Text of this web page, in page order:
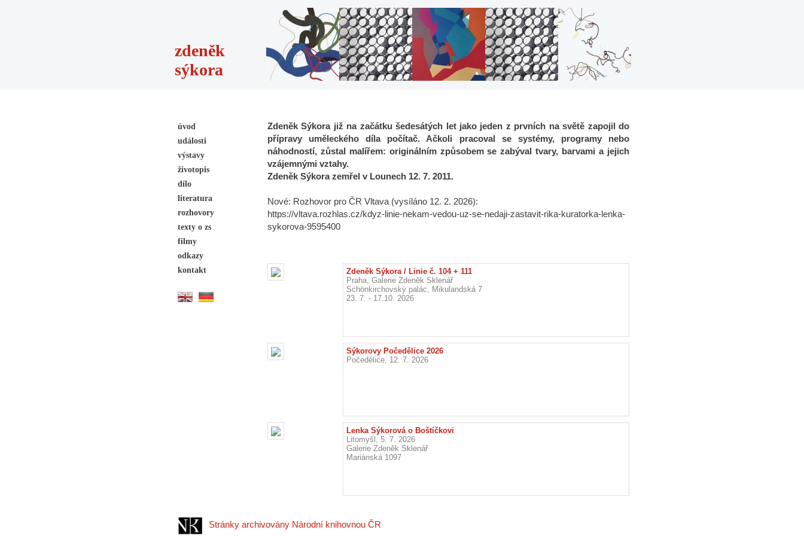
zdeněk
sýkora
úvod
události
výstavy
životopis
dílo
literatura
rozhovory
texty o zs
filmy
odkazy
kontakt
Zdeněk Sýkora již na začátku šedesátých let jako jeden z prvních na světě zapojil do
přípravy uměleckého díla počítač. Ačkoli pracoval se systémy, programy nebo
náhodností, zůstal malířem: originálním způsobem se zabýval tvary, barvami a jejich
vzájemnými vztahy.
Zdeněk Sýkora zemřel v Lounech 12. 7. 2011.
Nové: Rozhovor pro ČR Vltava (vysíláno 12. 2. 2026):
https://vltava.rozhlas.cz/kdyz-linie-nekam-vedou-uz-se-nedaji-zastavit-rika-kuratorka-lenka-
sykorova-9595400
Zdeněk Sýkora / Linie č. 104 + 111
Praha, Galerie Zdeněk Sklenář
Schönkirchovský palác, Mikulandská 7
23. 7. - 17.10. 2026
Sýkorovy Počedělice 2026
Počedělice, 12. 7. 2026
Lenka Sýkorová o Boštíčkovi
Litomyšl, 5. 7. 2026
Galerie Zdeněk Sklenář
Mariánská 1097
Stránky archivovány Národní knihovnou ČR